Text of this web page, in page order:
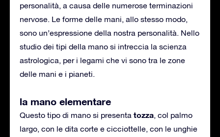
personalità, a causa delle numerose terminazioni
nervose. Le forme delle mani, allo stesso modo,
sono un’espressione della nostra personalità. Nello
studio dei tipi della mano si intreccia la scienza
astrologica, per i legami che vi sono tra le zone
delle mani e i pianeti.
la mano elementare
Questo tipo di mano si presenta tozza, col palmo
largo, con le dita corte e cicciottelle, con le unghie